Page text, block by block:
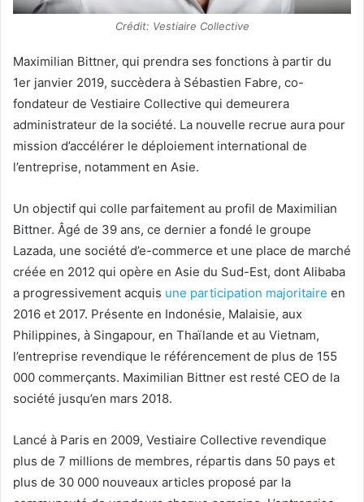
Crédit: Vestiaire Collective
Maximilian Bittner, qui prendra ses fonctions à partir du
1er janvier 2019, succèdera à Sébastien Fabre, co-
fondateur de Vestiaire Collective qui demeurera
administrateur de la société. La nouvelle recrue aura pour
mission d’accélérer le déploiement international de
l’entreprise, notamment en Asie.
Un objectif qui colle parfaitement au profil de Maximilian
Bittner. Âgé de 39 ans, ce dernier a fondé le groupe
Lazada, une société d’e-commerce et une place de marché
créée en 2012 qui opère en Asie du Sud-Est, dont Alibaba
a progressivement acquis une participation majoritaire en
2016 et 2017. Présente en Indonésie, Malaisie, aux
Philippines, à Singapour, en Thaïlande et au Vietnam,
l’entreprise revendique le référencement de plus de 155
000 commerçants. Maximilian Bittner est resté CEO de la
société jusqu’en mars 2018.
Lancé à Paris en 2009, Vestiaire Collective revendique
plus de 7 millions de membres, répartis dans 50 pays et
plus de 30 000 nouveaux articles proposé par la